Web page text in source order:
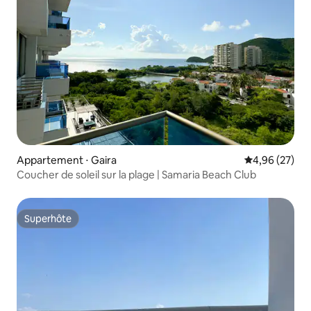
Appartement ⋅ Gaira Évaluation
4,96 (27)
Coucher de soleil sur la plage | Samaria Beach Club
Superhôte
Superhôte